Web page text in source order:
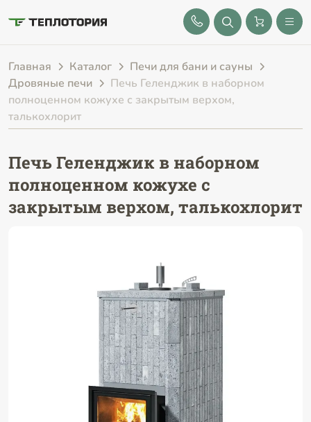
8 (843) 212-25-32
Главная Каталог
Печи для бани и сауны
Дровяные печи
Печь Геленджик в наборном
полноценном кожухе с закрытым верхом,
талькохлорит
Печь Геленджик в наборном
полноценном кожухе с
закрытым верхом, талькохлорит